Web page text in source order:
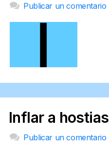
Publicar un comentario
Inflar a hostias
Publicar un comentario